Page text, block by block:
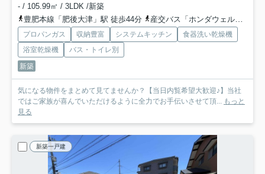
- / 105.99㎡ / 3LDK /新築
豊肥本線「肥後大津」駅 徒歩44分
産交バス「ホンダウェルカムパーク入口」バス停下車 徒歩14分
プロパンガス 収納豊富 システムキッチン
食器洗い乾燥機
浴室乾燥機
バス・トイレ別
新築
気になる物件をまとめて見てませんか？【当日内覧希望大歓迎♪】当社
ではご家族が喜んでいただけるように全力でお手伝いさせて頂...
もっと
見る
新築一戸建